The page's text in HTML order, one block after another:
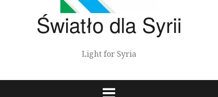
Światło dla Syrii
Light for Syria